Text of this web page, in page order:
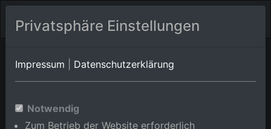
Orts-Album von Stutensee/Blankenloch
Württemberg,Deutschland
Im Shop bestellen
Privatsphäre Einstellungen
Impressum Datenschutzerklärung
Notwendig
Zum Betrieb der Website erforderlich